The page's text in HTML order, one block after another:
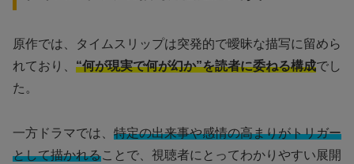
原作では、タイムスリップは突発的で曖昧な描写に留めら
れており、 “何が現実で何が幻か”を読者に委ねる構成でし
た。
一方ドラマでは、 特定の出来事や感情の高まりがトリガー
として描かれることで、視聴者にとってわかりやすい展開